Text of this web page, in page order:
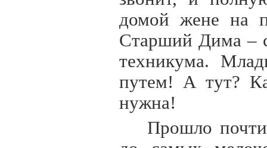
домой жене на
Старший Дима –
техникума.
путем! А тут?
нужна!
Прошло